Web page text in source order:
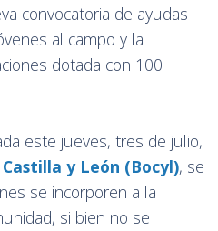
convocatoria de ayudas
al campo y la
dotada con 100
este jueves, tres de julio,
y León (Bocyl), se
se incorporen a la
si bien no se